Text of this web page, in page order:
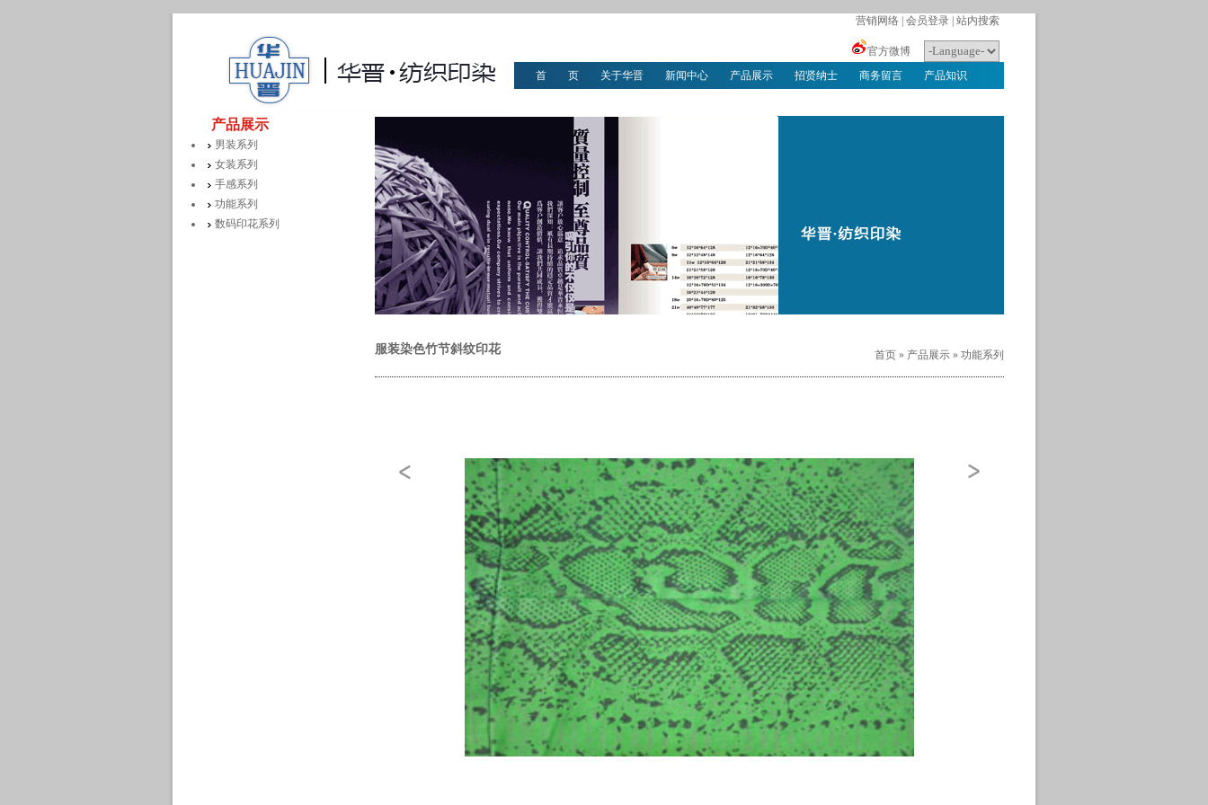
营销网络 会员登录 站内搜索
官方微博
首 页
关于华晋 新闻中心 产品展示 招贤纳士 商务留言 产品知识
产品展示
男装系列
女装系列
手感系列
功能系列
数码印花系列
首页 » 产品展示 » 功能系列
服装染色竹节斜纹印花